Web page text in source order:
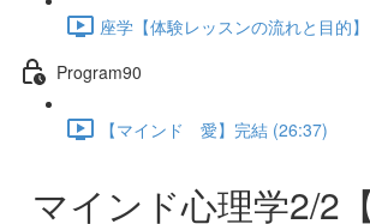
座学【体験レッスンの流れと目的
Program90
【マインド 愛】完結 (26:37)
マインド心理学2/2